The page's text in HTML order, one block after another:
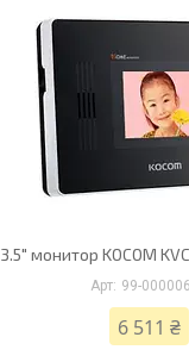
3.5" монитор KOCOM
99-
6 511 ₴